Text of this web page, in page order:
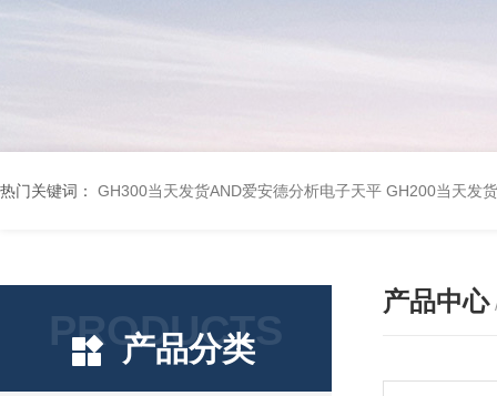
热门关键词： GH300当天发货AND爱安德分析电子天平 GH200当天发
PRODUCTS
产品分类
产品中心